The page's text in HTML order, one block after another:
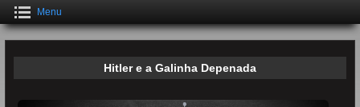
Menu
Hitler e a Galinha Depenada